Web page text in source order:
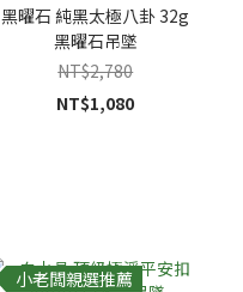
黑曜石 純黑太極八卦 32g
黑曜石吊墜
NT$2,780
NT$1,080
小老闆親選推薦